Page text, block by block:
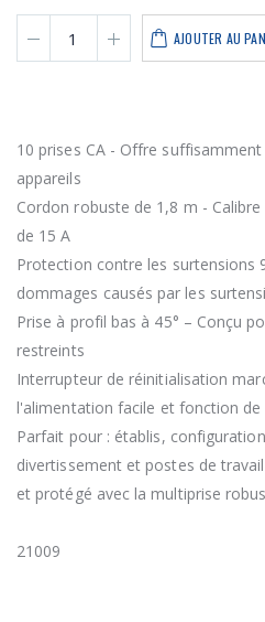
AJOUTER AU
10 prises CA - Offre
appareils
Cordon robuste de 1,8 m -
de 15 A
Protection contre les surtensions
dommages causés par les
Prise à profil bas à 45° – Conçu
restreints
Interrupteur de réinitialisation
l'alimentation facile et fonction
Parfait pour : établis,
divertissement et postes de
et protégé avec la multiprise
21009